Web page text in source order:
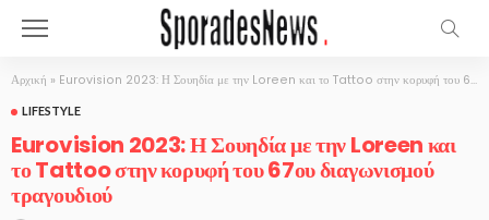
Αρχική » Eurovision 2023: Η Σουηδία με την Loreen και το Tattoo στην κορυφή του 67ου διαγωνισμού τραγουδιού
LIFESTYLE
Eurovision 2023: Η Σουηδία με την Loreen και
το Tattoo στην κορυφή του 67ου διαγωνισμού
τραγουδιού